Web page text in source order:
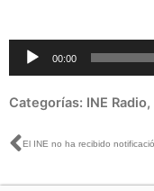
Reproductor
00:00
Categorías: INE Radio,
Ant